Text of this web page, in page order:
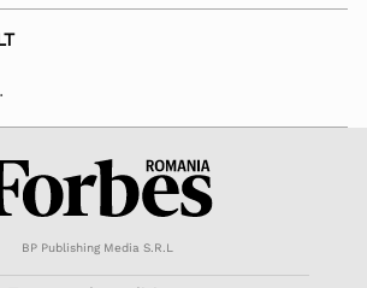
BP Publishing Media S.R.L